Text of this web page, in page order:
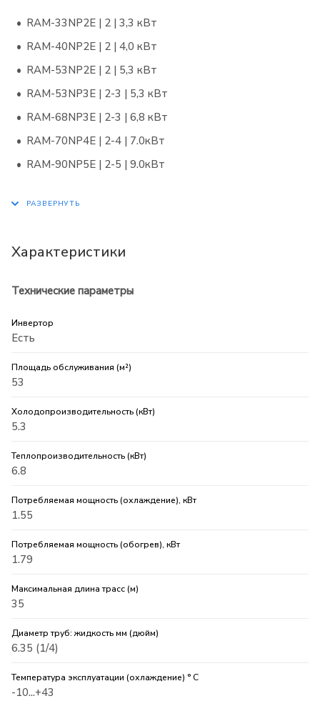
RAM-33NP2E | 2 | 3,3 кВт
RAM-40NP2E | 2 | 4,0 кВт
RAM-53NP2E | 2 | 5,3 кВт
RAM-53NP3E | 2-3 | 5,3 кВт
RAM-68NP3E | 2-3 | 6,8 кВт
RAM-70NP4E | 2-4 | 7.0кВт
RAM-90NP5E | 2-5 | 9.0кВт
Характеристики
Технические параметры
Инвертор
Есть
Площадь обслуживания (м²)
53
Холодопроизводительность (кВт)
5.3
Теплопроизводительность (кВт)
6.8
Потребляемая мощность (охлаждение), кВт
1.55
Потребляемая мощность (обогрев), кВт
1.79
Максимальная длина трасс (м)
35
Диаметр труб: жидкость мм (дюйм)
6.35 (1/4)
Температура эксплуатации (охлаждение) ° C
-10...+43